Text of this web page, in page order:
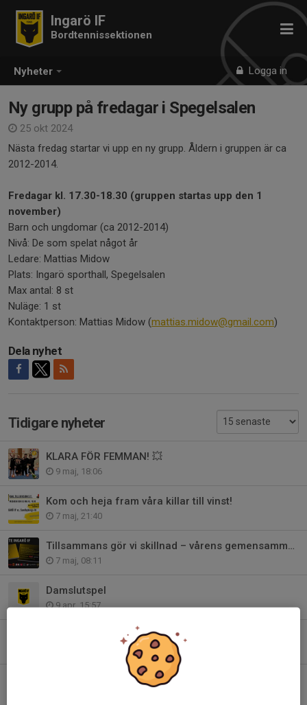
Nyheter Logga in
Ingarö IF
Bordtennissektionen
Ny grupp på fredagar i Spegelsalen
25 okt 2024
Nästa fredag startar vi upp en ny grupp. Åldern i gruppen är ca
2012-2014.
Fredagar kl. 17.30-18.30 (gruppen startas upp den 1
november)
Barn och ungdomar (ca 2012-2014)
Nivå: De som spelat något år
Ledare: Mattias Midow
Plats: Ingarö sporthall, Spegelsalen
Max antal: 8 st
Nuläge: 1 st
Kontaktperson: Mattias Midow (mattias.midow@gmail.com)
Dela nyhet
Tidigare nyheter
KLARA FÖR FEMMAN! 💥
9 maj, 18:06
Kom och heja fram våra killar till vinst!
7 maj, 21:40
Tillsammans gör vi skillnad – vårens gemensamma aktivitet 2026!
7 maj, 08:11
Damslutspel
9 apr, 15:57
Ny grupp på lördagar i G2-hallen
STIGA-talangen, heat 2, 10 januari